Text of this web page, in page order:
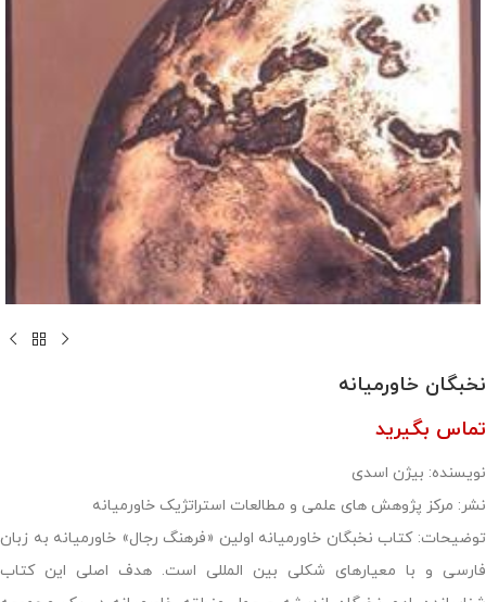
نخبگان خاورمیانه
تماس بگیرید
نویسنده: بیژن اسدی
نشر: مرکز پژوهش های علمی و مطالعات استراتژیک خاورمیانه
توضیحات: کتاب نخبگان خاورمیانه اولین «فرهنگ رجال» خاورمیانه به زبان
فارسی و با معیارهای شکلی بین المللی است. هدف اصلی این کتاب